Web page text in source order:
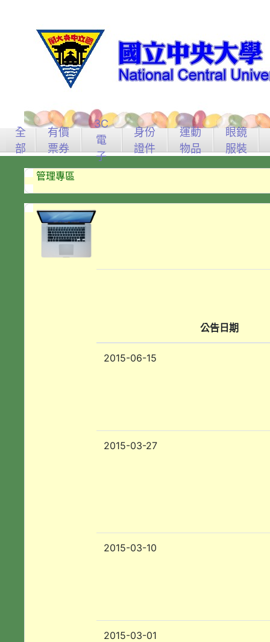
全
部
有價
票券
3C
電
子
身份
證件
運動
物品
眼鏡
服裝
管理專區
公告日期
2015-06-15
2015-03-27
2015-03-10
2015-03-01